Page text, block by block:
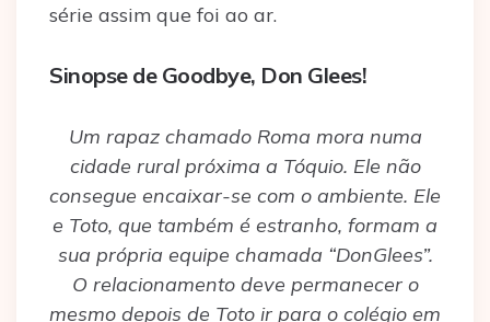
série assim que foi ao ar.
Sinopse de Goodbye, Don Glees!
Um rapaz chamado Roma mora numa
cidade rural próxima a Tóquio. Ele não
consegue encaixar-se com o ambiente. Ele
e Toto, que também é estranho, formam a
sua própria equipe chamada “DonGlees”.
O relacionamento deve permanecer o
mesmo depois de Toto ir para o colégio em